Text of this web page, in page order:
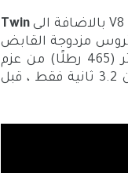
Twin
بعلبة تروس مزدوجة القابض
ذات 7 سرعات. بفضل عزم الدوران 620 حصانًا (611 حصانًا) و 630 نيوتن متر (465 رطلًا) من عزم
الدوران ، يمكنه الوصول إلى 100 كم / ساعة (62 ميلاً في الساعة) في غضون 3.2 ثانية فقط ، قبل